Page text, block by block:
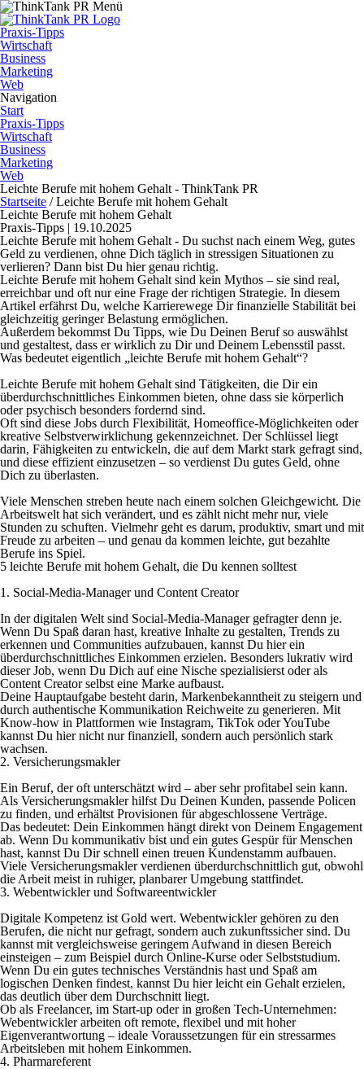
Praxis-Tipps
Wirtschaft
Business
Marketing
Web
Navigation
Start
Praxis-Tipps
Wirtschaft
Business
Marketing
Web
Leichte Berufe mit hohem Gehalt - ThinkTank PR
Startseite / Leichte Berufe mit hohem Gehalt
Leichte Berufe mit hohem Gehalt
Praxis-Tipps | 19.10.2025
Leichte Berufe mit hohem Gehalt - Du suchst nach einem Weg, gutes
Geld zu verdienen, ohne Dich täglich in stressigen Situationen zu
verlieren? Dann bist Du hier genau richtig.
Leichte Berufe mit hohem Gehalt sind kein Mythos – sie sind real,
erreichbar und oft nur eine Frage der richtigen Strategie. In diesem
Artikel erfährst Du, welche Karrierewege Dir finanzielle Stabilität bei
gleichzeitig geringer Belastung ermöglichen.
Außerdem bekommst Du Tipps, wie Du Deinen Beruf so auswählst
und gestaltest, dass er wirklich zu Dir und Deinem Lebensstil passt.
Was bedeutet eigentlich „leichte Berufe mit hohem Gehalt“?
Leichte Berufe mit hohem Gehalt sind Tätigkeiten, die Dir ein
überdurchschnittliches Einkommen bieten, ohne dass sie körperlich
oder psychisch besonders fordernd sind.
Oft sind diese Jobs durch Flexibilität, Homeoffice-Möglichkeiten oder
kreative Selbstverwirklichung gekennzeichnet. Der Schlüssel liegt
darin, Fähigkeiten zu entwickeln, die auf dem Markt stark gefragt sind,
und diese effizient einzusetzen – so verdienst Du gutes Geld, ohne
Dich zu überlasten.
Viele Menschen streben heute nach einem solchen Gleichgewicht. Die
Arbeitswelt hat sich verändert, und es zählt nicht mehr nur, viele
Stunden zu schuften. Vielmehr geht es darum, produktiv, smart und mit
Freude zu arbeiten – und genau da kommen leichte, gut bezahlte
Berufe ins Spiel.
5 leichte Berufe mit hohem Gehalt, die Du kennen solltest
1. Social-Media-Manager und Content Creator
In der digitalen Welt sind Social-Media-Manager gefragter denn je.
Wenn Du Spaß daran hast, kreative Inhalte zu gestalten, Trends zu
erkennen und Communities aufzubauen, kannst Du hier ein
überdurchschnittliches Einkommen erzielen. Besonders lukrativ wird
dieser Job, wenn Du Dich auf eine Nische spezialisierst oder als
Content Creator selbst eine Marke aufbaust.
Deine Hauptaufgabe besteht darin, Markenbekanntheit zu steigern und
durch authentische Kommunikation Reichweite zu generieren. Mit
Know-how in Plattformen wie Instagram, TikTok oder YouTube
kannst Du hier nicht nur finanziell, sondern auch persönlich stark
wachsen.
2. Versicherungsmakler
Ein Beruf, der oft unterschätzt wird – aber sehr profitabel sein kann.
Als Versicherungsmakler hilfst Du Deinen Kunden, passende Policen
zu finden, und erhältst Provisionen für abgeschlossene Verträge.
Das bedeutet: Dein Einkommen hängt direkt von Deinem Engagement
ab. Wenn Du kommunikativ bist und ein gutes Gespür für Menschen
hast, kannst Du Dir schnell einen treuen Kundenstamm aufbauen.
Viele Versicherungsmakler verdienen überdurchschnittlich gut, obwohl
die Arbeit meist in ruhiger, planbarer Umgebung stattfindet.
3. Webentwickler und Softwareentwickler
Digitale Kompetenz ist Gold wert. Webentwickler gehören zu den
Berufen, die nicht nur gefragt, sondern auch zukunftssicher sind. Du
kannst mit vergleichsweise geringem Aufwand in diesen Bereich
einsteigen – zum Beispiel durch Online-Kurse oder Selbststudium.
Wenn Du ein gutes technisches Verständnis hast und Spaß am
logischen Denken findest, kannst Du hier leicht ein Gehalt erzielen,
das deutlich über dem Durchschnitt liegt.
Ob als Freelancer, im Start-up oder in großen Tech-Unternehmen:
Webentwickler arbeiten oft remote, flexibel und mit hoher
Eigenverantwortung – ideale Voraussetzungen für ein stressarmes
Arbeitsleben mit hohem Einkommen.
4. Pharmareferent